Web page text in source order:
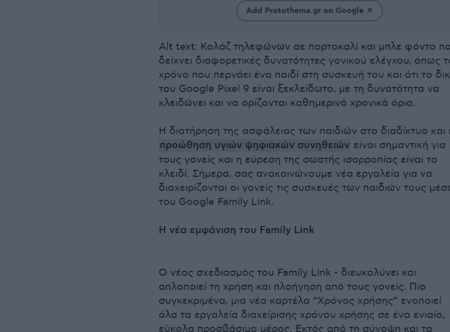
Add Protothema.gr on Google
Alt text: Κολάζ τηλεφώνων σε πορτοκαλί και μπλε φόντο
δείχνει διαφορετικές δυνατότητες γονικού ελέγχου, όπως
χρόνο που περνάει ένα παιδί στη συσκευή του και ότι το
του Google Pixel 9 είναι ξεκλείδωτο, με τη δυνατότητα να
κλειδώνει και να ορίζονται καθημερινά χρονικά όρια.
Η διατήρηση της ασφάλειας των παιδιών στο διαδίκτυο και
προώθηση υγιών ψηφιακών συνηθειών είναι σημαντική για
τους γονείς και η εύρεση της σωστής ισορροπίας είναι το
κλειδί. Σήμερα, σας ανακοινώνουμε νέα εργαλεία για να
διαχειρίζονται οι γονείς τις συσκευές των παιδιών τους
του Google Family Link.
Η νέα εμφάνιση του Family Link
Ο νέος σχεδιασμός του Family Link - διευκολύνει και
απλοποιεί τη χρήση και πλοήγηση από τους γονείς. Πιο
συγκεκριμένα, μια νέα καρτέλα “Χρόνος χρήσης” ενοποιεί
όλα τα εργαλεία διαχείρισης χρόνου χρήσης σε ένα ενιαίο,
εύκολα προσβάσιμο μέρος. Εκτός από τη σύνοψη και τα